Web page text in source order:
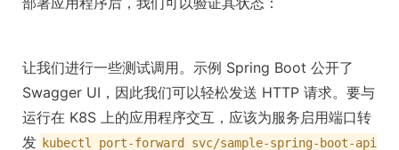
让我们进行一些测试调用。示例 Spring Boot 公开了
Swagger UI，因此我们可以轻松发送 HTTP 请求。要与
运行在 K8S 上的应用程序交互，应该为服务启用端口转
发 kubectl port-forward svc/sample-spring-boot-api